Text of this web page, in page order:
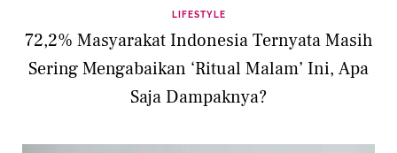
LIFESTYLE
72,2% Masyarakat Indonesia Ternyata Masih
Sering Mengabaikan ‘Ritual Malam’ Ini, Apa
Saja Dampaknya?